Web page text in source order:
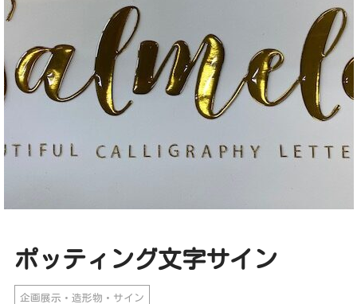
ポッティング文字サイン
企画展示・造形物・サイン